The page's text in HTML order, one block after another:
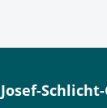
Josef-